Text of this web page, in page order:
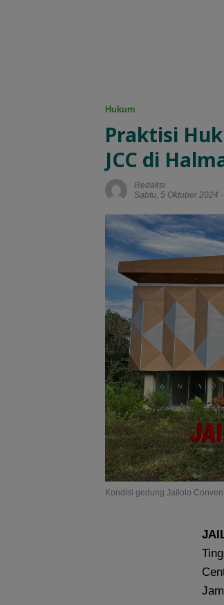
Hukum
Praktisi
JCC di
Redaksi
Sabtu, 5 Oktober 2024
Kondisi gedung Jailolo